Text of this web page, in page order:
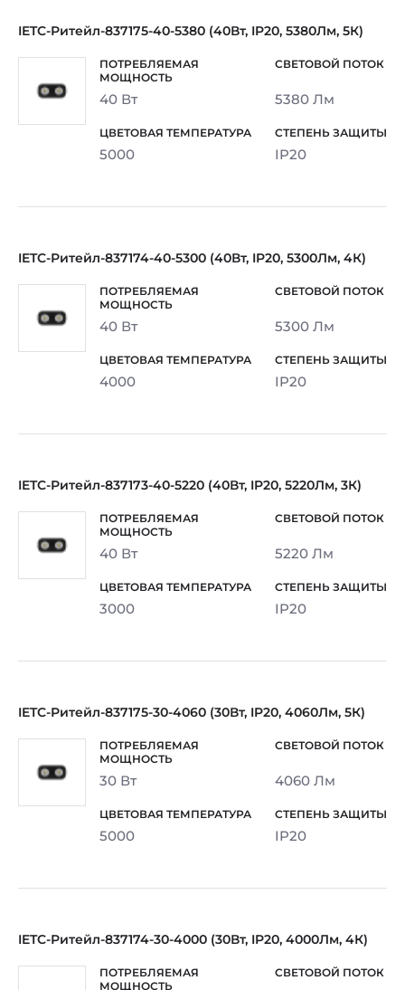
IETC-Ритейл-837175-40-5380 (40Вт, IP20, 5380Лм, 5К)
40 Вт 5380 Лм
5000 IP20
IETC-Ритейл-837174-40-5300 (40Вт, IP20, 5300Лм, 4К)
40 Вт 5300 Лм
4000 IP20
IETC-Ритейл-837173-40-5220 (40Вт, IP20, 5220Лм, 3К)
40 Вт 5220 Лм
3000 IP20
IETC-Ритейл-837175-30-4060 (30Вт, IP20, 4060Лм, 5К)
30 Вт 4060 Лм
5000 IP20
IETC-Ритейл-837174-30-4000 (30Вт, IP20, 4000Лм, 4К)